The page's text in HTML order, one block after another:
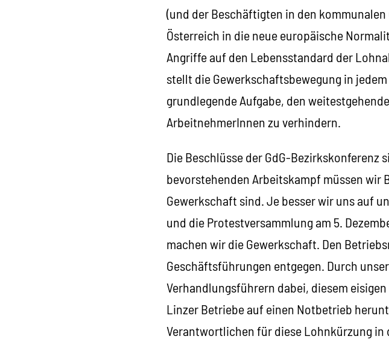
(und der Beschäftigten in den
Österreich in die neue europäische
Angriffe auf den Lebensstandard der
stellt die Gewerkschaftsbewegung in
grundlegende Aufgabe, den
ArbeitnehmerInnen zu verhindern.
Die Beschlüsse der GdG-
bevorstehenden Arbeitskampf müssen wir
Gewerkschaft sind. Je besser wir uns auf
und die Protestversammlung am 5.
machen wir die Gewerkschaft. Den
Geschäftsführungen entgegen. Durch
Verhandlungsführern dabei, diesem
Linzer Betriebe auf einen Notbetrieb
Verantwortlichen für diese Lohnkürzung in